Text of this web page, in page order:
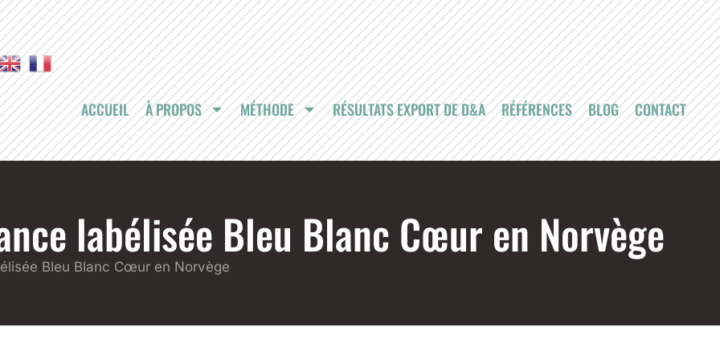
ACCUEIL À PROPOS MÉTHODE RÉSULTATS EXPORT DE D&A RÉFÉRENCES BLOG CONTACT
labélisée Bleu Blanc Cœur en Norvège
Bleu Blanc Cœur en Norvège